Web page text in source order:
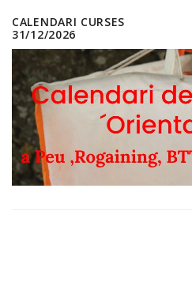
CALENDARI CURSES
31/12/2026